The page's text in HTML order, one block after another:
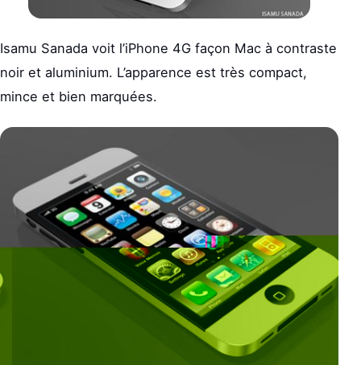
Isamu Sanada voit l’iPhone 4G façon Mac à contraste
noir et aluminium. L’apparence est très compact,
mince et bien marquées.